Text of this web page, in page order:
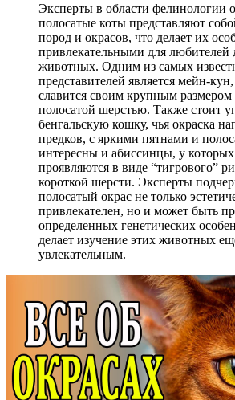
Эксперты в области фелинологии
полосатые коты представляют
пород и окрасов, что делает их
привлекательными для
животных. Одним из самых
представителей является мейн-
славится своим крупным размером
полосатой шерстью. Также стоит
бенгальскую кошку, чья окраска
предков, с яркими пятнами и
интересны и абиссинцы, у
проявляются в виде “тигрового”
короткой шерсти. Эксперты
полосатый окрас не только
привлекателен, но и может быть
определенных генетических
делает изучение этих животных
увлекательным.